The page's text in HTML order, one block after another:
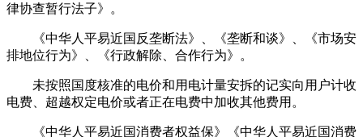
律协查暂行法子》。
《中华人平易近国反垄断法》、《垄断和谈》、《市场安
排地位行为》、《行政解除、合作行为》。
未按照国度核准的电价和用电计量安拆的记实向用户计收
电费、超越权定电价或者正在电费中加收其他费用。
《中华人平易近国消费者权益保》《中华人平易近国消费